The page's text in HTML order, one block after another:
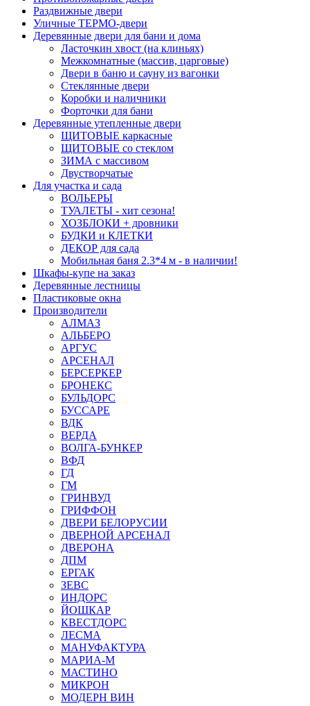
Раздвижные двери
Уличные ТЕРМО-двери
Деревянные двери для бани и дома
Ласточкин хвост (на клиньях)
Межкомнатные (массив, царговые)
Двери в баню и сауну из вагонки
Стеклянные двери
Коробки и наличники
Форточки для бани
Деревянные утепленные двери
ЩИТОВЫЕ каркасные
ЩИТОВЫЕ со стеклом
ЗИМА с массивом
Двустворчатые
Для участка и сада
ВОЛЬЕРЫ
ТУАЛЕТЫ - хит сезона!
ХОЗБЛОКИ + дровники
БУДКИ и КЛЕТКИ
ДЕКОР для сада
Мобильная баня 2.3*4 м - в наличии!
Шкафы-купе на заказ
Деревянные лестницы
Пластиковые окна
Производители
АЛМАЗ
АЛЬБЕРО
АРГУС
АРСЕНАЛ
БЕРСЕРКЕР
БРОНЕКС
БУЛЬДОРС
БУССАРЕ
ВДК
ВЕРДА
ВОЛГА-БУНКЕР
ВФД
ГД
ГМ
ГРИНВУД
ГРИФФОН
ДВЕРИ БЕЛОРУСИИ
ДВЕРНОЙ АРСЕНАЛ
ДВЕРОНА
ДПМ
ЕРГАК
ЗЕВС
ИНДОРС
ЙОШКАР
КВЕСТДОРС
ЛЕСМА
МАНУФАКТУРА
МАРИА-М
МАСТИНО
МИКРОН
МОДЕРН ВИН